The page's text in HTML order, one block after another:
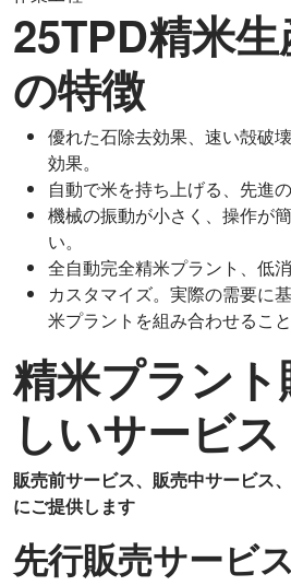
25TPD精米
の特徴
優れた石除去効果、速い殻破
効果。
自動で米を持ち上げる、先進の
機械の振動が小さく、操作が
い。
全自動完全精米プラント、低消
カスタマイズ。実際の需要に
米プラントを組み合わせること
精米プラン
しいサービス
販売前サービス、販売中サービス
にご提供します
先行販売サービス